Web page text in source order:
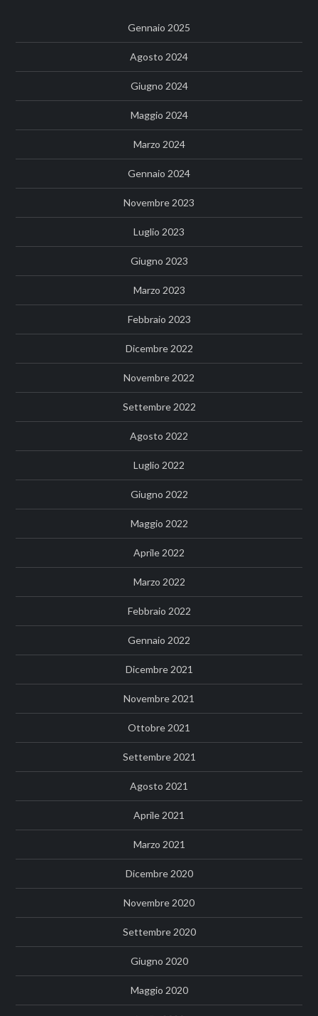
Gennaio 2025
Agosto 2024
Giugno 2024
Maggio 2024
Marzo 2024
Gennaio 2024
Novembre 2023
Luglio 2023
Giugno 2023
Marzo 2023
Febbraio 2023
Dicembre 2022
Novembre 2022
Settembre 2022
Agosto 2022
Luglio 2022
Giugno 2022
Maggio 2022
Aprile 2022
Marzo 2022
Febbraio 2022
Gennaio 2022
Dicembre 2021
Novembre 2021
Ottobre 2021
Settembre 2021
Agosto 2021
Aprile 2021
Marzo 2021
Dicembre 2020
Novembre 2020
Settembre 2020
Giugno 2020
Maggio 2020